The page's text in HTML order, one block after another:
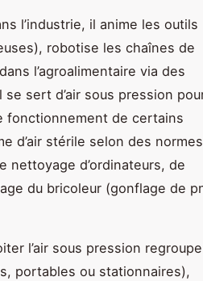
l’industrie, il anime les outils
robotise les chaînes de
l’agroalimentaire via des
sert d’air sous pression
fonctionnement de certains
d’air stérile selon des normes
nettoyage d’ordinateurs, de
du bricoleur (gonflage de
l’air sous pression regroupe
portables ou stationnaires),